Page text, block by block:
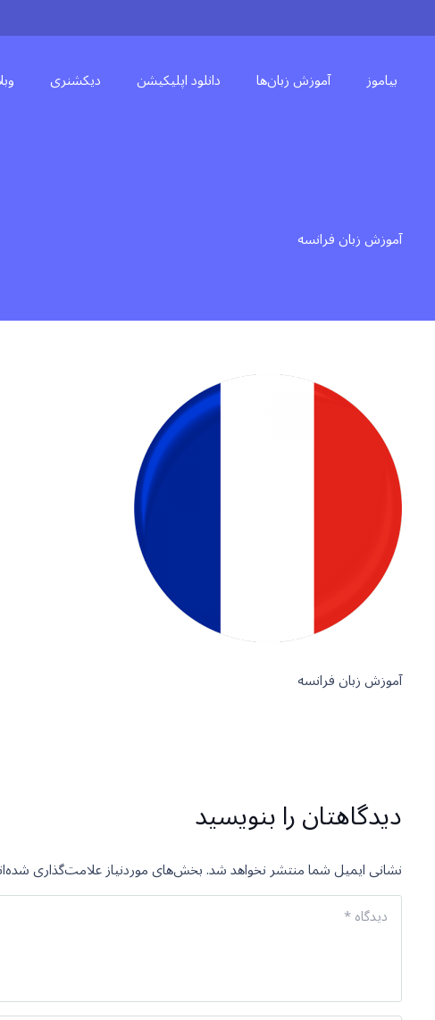
بیاموز آموزش زبان‌ها دانلود اپلیکیشن دیکشنری
آموزش زبان فرانسه
آموزش زبان فرانسه
دیدگاهتان را بنویسید
نشانی ایمیل شما منتشر نخواهد شد.بخش‌های موردنیاز علامت‌گذاری